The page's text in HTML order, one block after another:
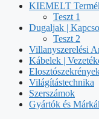
KIEMELT
Teszt 1
Dugaljak |
Teszt 2
Villanyszerelési
Kábelek |
Világítástechnika
Szerszámok
Gyártók és